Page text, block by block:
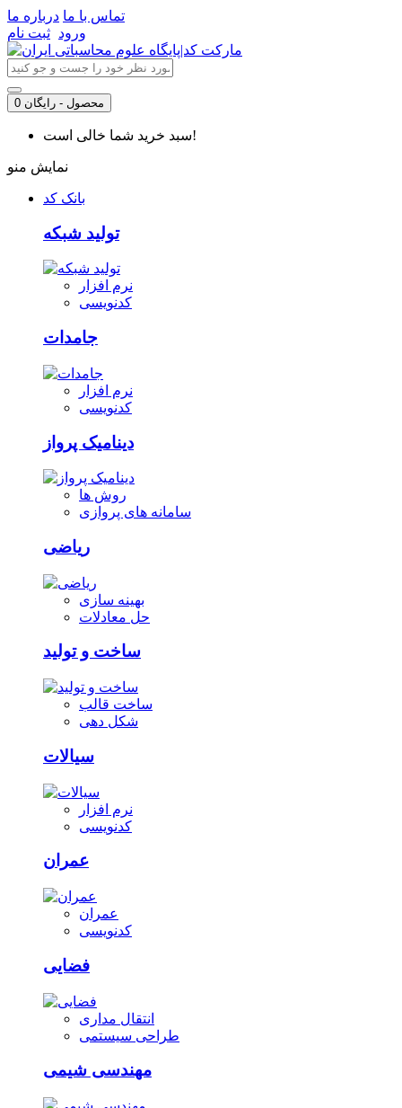
تماس با ما درباره ما
ورود ثبت نام
0 محصول - رایگان
سبد خرید شما خالی است!
نمایش منو
بانک کد
تولید شبکه
نرم افزار
کدنویسی
جامدات
نرم افزار
کدنویسی
دینامیک پرواز
روش ها
سامانه های پروازی
ریاضی
بهینه سازی
حل معادلات
ساخت و تولید
ساخت قالب
شکل دهی
سیالات
نرم افزار
کدنویسی
عمران
عمران
کدنویسی
فضایی
انتقال مداری
طراحی سیستمی
مهندسی شیمی